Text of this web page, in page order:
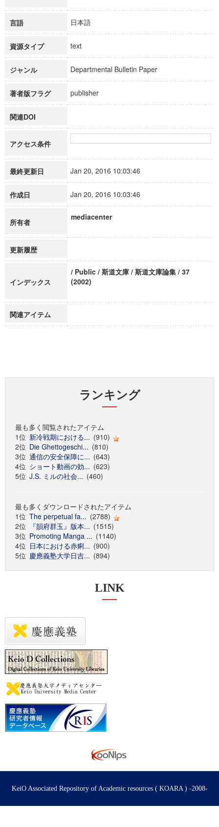
言語 日本語
資源タイプ text
ジャンル Departmental Bulletin Paper
著者版フラグ publisher
関連DOI
アクセス条件
最終更新日 Jan 20, 2016 10:03:46
作成日 Jan 20, 2016 10:03:46
所有者
mediacenter
更新履歴
インデックス
/ Public / 斯道文庫 / 斯道文庫論集 / 37
(2002)
関連アイテム
ランキング
最も多く閲覧されたアイテム
1位 新冷戦期における... (910)
2位 Die Ghettogeschi... (810)
3位 通信の安全保障に... (643)
4位 ショート動画の効... (623)
5位 J.S. ミルの社会... (460)
最も多くダウンロードされたアイテム
1位 The perpetual fa... (2788)
2位
『韻府群玉』版本... (1515)
3位 Promoting Manga ... (1140)
4位 日本における赤痢... (900)
5位 慶應義塾大学日吉... (894)
LINK
KeiO Associated Repository of Academic resources ( KOARA ) -2008-